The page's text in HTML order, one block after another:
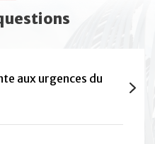
aux urgences du